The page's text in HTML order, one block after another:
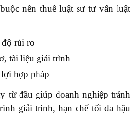
nên thuê luật sư tư vấn luật
rủi ro
tài liệu giải trình
hợp pháp
từ đầu giúp doanh nghiệp tránh
giải trình, hạn chế tối đa hậu